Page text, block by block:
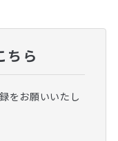
ちら
をお願いいたし